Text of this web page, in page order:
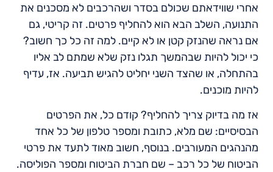
אחרי שווידאתם שכולם בסדר ושהרכבים לא מסכנים את
התנועה, השלב הבא הוא להחליף פרטים. זה קריטי, גם
אם נראה שהנזק קטן או לא קיים. למה זה כל כך חשוב?
כי יכול להיות שבהמשך תגלו נזק שלא שמתם לב אליו
בהתחלה, או שהצד השני יחליט להגיש תביעה. אז, עדיף
להיות מוכנים.
אז מה בדיוק צריך להחליף? קודם כל, את הפרטים
הבסיסיים: שם מלא, כתובת ומספר טלפון של כל אחד
מהנהגים המעורבים. בנוסף, חשוב מאוד לתעד את פרטי
הביטוח של כל רכב – שם חברת הביטוח ומספר הפוליסה.